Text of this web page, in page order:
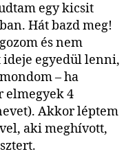
egy kicsit
Hát bazd meg!
és nem
egyedül lenni,
– ha
elmegyek 4
Akkor léptem
aki meghívott,